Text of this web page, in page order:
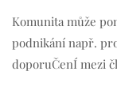
Komunita může
podnikání např.
doporuČenÍ mezi